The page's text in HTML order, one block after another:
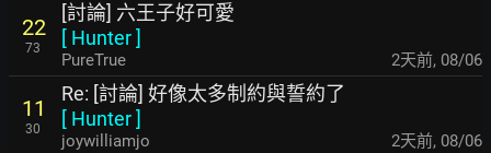
22
73
[討論] 六王子好可愛
[ Hunter]
PureTrue 2天前, 08/06
11
30
Re: [討論] 好像太多制約與誓約了
[ Hunter]
joywilliamjo 2天前, 08/06